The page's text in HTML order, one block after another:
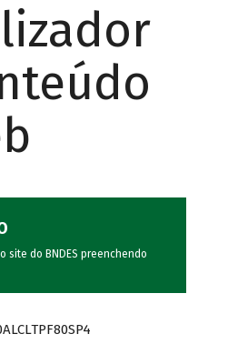
site do BNDES preenchendo